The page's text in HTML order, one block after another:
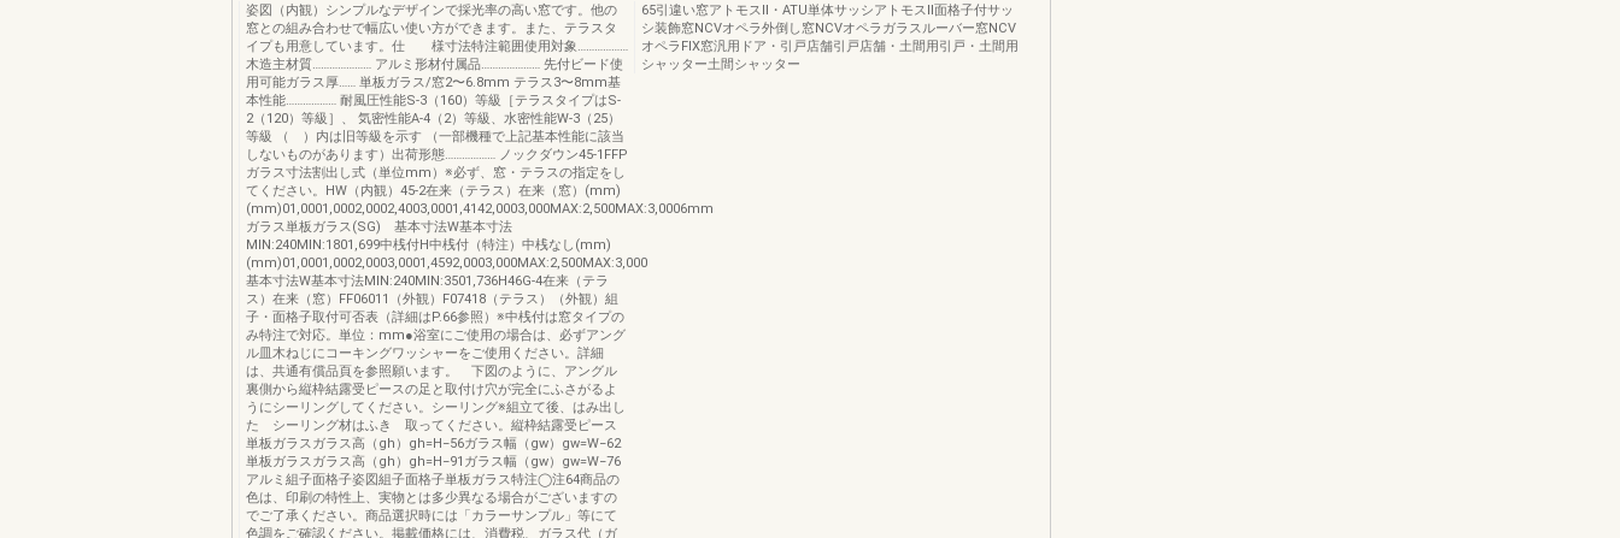
姿図（内観）シンプルなデザインで採光率の高い窓です。他の
窓との組み合わせで幅広い使い方ができます。また、テラスタ
イプも用意しています。仕 様寸法特注範囲使用対象………………
木造主材質………………… アルミ形材付属品………………… 先付ビード使
用可能ガラス厚…… 単板ガラス/窓2〜6.8mm テラス3〜8mm基
本性能……………… 耐風圧性能S-3（160）等級［テラスタイプはS-
2（120）等級］、 気密性能A-4（2）等級、水密性能W-3（25）
等級 （ ）内は旧等級を示す （一部機種で上記基本性能に該当
しないものがあります）出荷形態……………… ノックダウン45-1FFP
ガラス寸法割出し式（単位mm）※必ず、窓・テラスの指定をし
てください。HW（内観）45-2在来（テラス）在来（窓）(mm)
(mm)01,0001,0002,0002,4003,0001,4142,0003,000MAX:2,500MAX:3,0006mm
ガラス単板ガラス(SG) 基本寸法W基本寸法
MIN:240MIN:1801,699中桟付H中桟付（特注）中桟なし(mm)
(mm)01,0001,0002,0003,0001,4592,0003,000MAX:2,500MAX:3,000
基本寸法W基本寸法MIN:240MIN:3501,736H46G-4在来（テラ
ス）在来（窓）FF06011（外観）F07418（テラス）（外観）組
子・面格子取付可否表（詳細はP.66参照）※中桟付は窓タイプの
み特注で対応。単位：mm●浴室にご使用の場合は、必ずアング
ル皿木ねじにコーキングワッシャーをご使用ください。詳細
は、共通有償品頁を参照願います。 下図のように、アングル
裏側から縦枠結露受ピースの足と取付け穴が完全にふさがるよ
うにシーリングしてください。シーリング※組立て後、はみ出し
た シーリング材はふき 取ってください。縦枠結露受ピース
単板ガラスガラス高（gh）gh=H−56ガラス幅（gw）gw=W−62
単板ガラスガラス高（gh）gh=H−91ガラス幅（gw）gw=W−76
アルミ組子面格子姿図組子面格子単板ガラス特注◯注64商品の
色は、印刷の特性上、実物とは多少異なる場合がございますの
でご了承ください。商品選択時には「カラーサンプル」等にて
色調をご確認ください。掲載価格には、消費税、ガラス代（ガ
65引違い窓アトモスⅡ・ATU単体サッシアトモスⅡ面格子付サッ
シ装飾窓NCVオペラ外倒し窓NCVオペラガラスルーバー窓NCV
オペラFIX窓汎用ドア・引戸店舗引戸店舗・土間用引戸・土間用
シャッター土間シャッター